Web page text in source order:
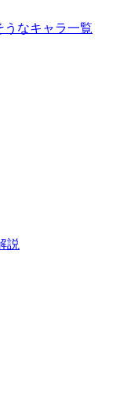
うなキャラ一覧
説